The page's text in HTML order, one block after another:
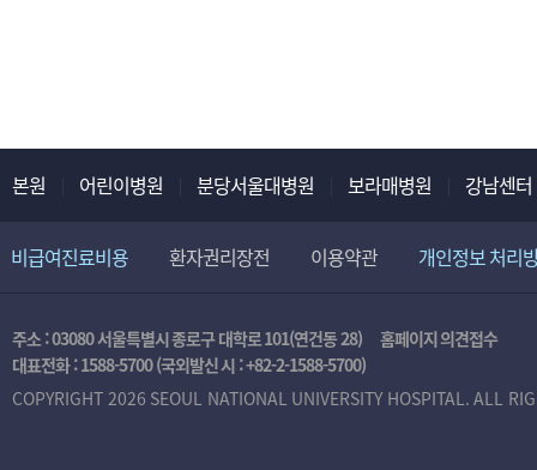
본원 어린이병원 분당서울대병원 보라매병원 강남센터
비급여진료비용 환자권리장전 이용약관 개인정보 처리
주소 : 03080 서울특별시 종로구 대학로 101(연건동 28)
홈페이지 의견접수
대표전화 :1588-5700(국외발신 시 :+82-2-1588-5700)
COPYRIGHT 2026 SEOUL NATIONAL UNIVERSITY HOSPITAL. ALL